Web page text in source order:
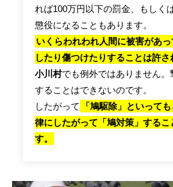
れば100万円以下の罰金、もしく
懲役になることもあります。
いくらわれわれ人間に被害があ
したり傷つけたりすることは許さ
小川村でも例外ではありません。
することはできないのです。
したがって
「鳩駆除」といって
律にしたがって「鳩対策」するこ
す。